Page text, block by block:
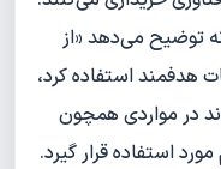
توضیح می‌دهد «از
هدفمند استفاده کرد،
در مواردی همچون
استفاده قرار گیرد.